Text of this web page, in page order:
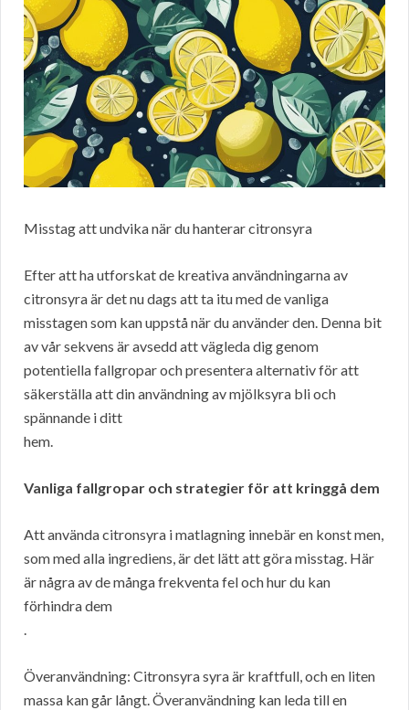
Misstag att undvika när du hanterar citronsyra
Efter att ha utforskat de kreativa användningarna av
citronsyra är det nu dags att ta itu med de vanliga
misstagen som kan uppstå när du använder den. Denna bit
av vår sekvens är avsedd att vägleda dig genom
potentiella fallgropar och presentera alternativ för att
säkerställa att din användning av mjölksyra bli och
spännande i ditt
hem.
Vanliga fallgropar och strategier för att kringgå dem
Att använda citronsyra i matlagning innebär en konst men,
som med alla ingrediens, är det lätt att göra misstag. Här
är några av de många frekventa fel och hur du kan
förhindra dem
.
Överanvändning: Citronsyra syra är kraftfull, och en liten
massa kan går långt. Överanvändning kan leda till en